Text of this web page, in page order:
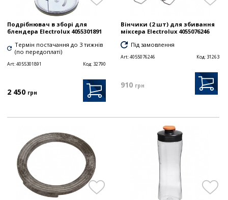
Подрібнювач в зборі для
блендера Electrolux 4055301891
Термін постачання до 3 тижнів
(по передоплаті)
Art:4055301891 Код: 32790
2 450 грн
Вінчики (2 шт) для збивання
міксера Electrolux 4055076246
Під замовлення
Art:4055076246 Код: 31263
910 грн